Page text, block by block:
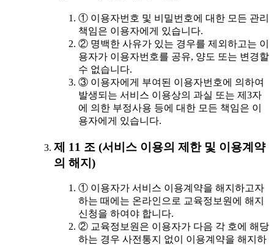
① 이용자번호 및 비밀번호에 대한 모든 관리
책임은 이용자에게 있습니다.
② 명백한 사유가 있는 경우를 제외하고는 이
용자가 이용자번호를 공유, 양도 또는 변경할
수 없습니다.
③ 이용자에게 부여된 이용자번호에 의하여
발생되는 서비스 이용상의 과실 또는 제3자
에 의한 부정사용 등에 대한 모든 책임은 이
용자에게 있습니다.
제 11 조 (서비스 이용의 제한 및 이용계약
의 해지)
① 이용자가 서비스 이용계약을 해지하고자
하는 때에는 온라인으로 교육정보원에 해지
신청을 하여야 합니다.
② 교육정보원은 이용자가 다음 각 호에 해당
하는 경우 사전통지 없이 이용계약을 해지하